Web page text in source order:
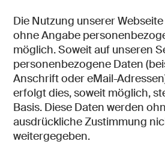
Die Nutzung unserer
ohne Angabe
möglich. Soweit auf unseren
personenbezogene Daten
Anschrift oder eMail-
erfolgt dies, soweit möglich,
Basis. Diese Daten werden
ausdrückliche Zustimmung
weitergegeben.